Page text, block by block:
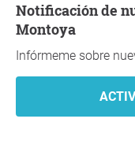
Notificación de nuevas peticiones en Distrito
Montoya
Infórmeme sobre